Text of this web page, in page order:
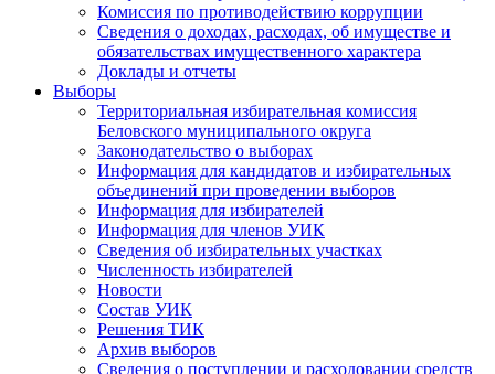
Комиссия по противодействию коррупции
Сведения о доходах, расходах, об имуществе и
обязательствах имущественного характера
Доклады и отчеты
Выборы
Территориальная избирательная комиссия
Беловского муниципального округа
Законодательство о выборах
Информация для кандидатов и избирательных
объединений при проведении выборов
Информация для избирателей
Информация для членов УИК
Сведения об избирательных участках
Численность избирателей
Новости
Состав УИК
Решения ТИК
Архив выборов
Сведения о поступлении и расходовании средств